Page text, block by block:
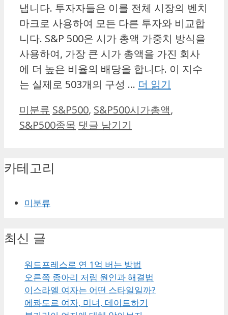
냅니다. 투자자들은 이를 전체 시장의 벤치
마크로 사용하여 모든 다른 투자와 비교합
니다. S&P 500은 시가 총액 가중치 방식을
사용하여, 가장 큰 시가 총액을 가진 회사
에 더 높은 비율의 배당을 합니다. 이 지수
는 실제로 503개의 구성 … 더 읽기
카
테
미분류 태
그
S&P500, S&P500시가총액,
S&P500종목 댓글 남기기
카테고리
미분류
최신 글
워드프레스로 연 1억 버는 방법
오른쪽 종아리 저림 원인과 해결법
이스라엘 여자는 어떤 스타일일까?
에콰도르 여자, 미녀, 데이트하기